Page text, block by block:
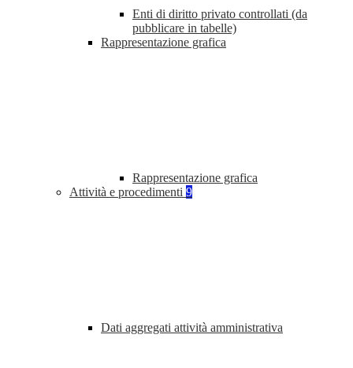
Enti di diritto privato controllati (da
pubblicare in tabelle)
Rappresentazione grafica
Rappresentazione grafica
Attività e procedimenti 9
Dati aggregati attività amministrativa